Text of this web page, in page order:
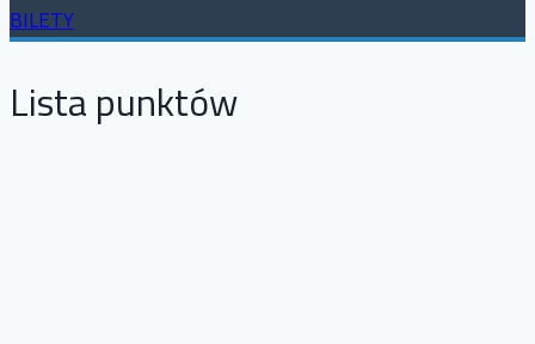
BILETY
Lista punktów